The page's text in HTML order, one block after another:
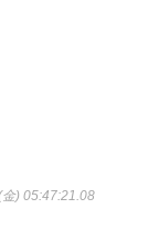
金) 05:47:21.08